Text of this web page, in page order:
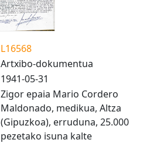
L16568
Artxibo-dokumentua
1941-05-31
Zigor epaia Mario Cordero
Maldonado, medikua, Altza
(Gipuzkoa), erruduna, 25.000
pezetako isuna kalte